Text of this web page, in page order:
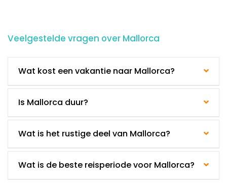
Veelgestelde vragen over Mallorca
Wat kost een vakantie naar Mallorca?
Is Mallorca duur?
Wat is het rustige deel van Mallorca?
Wat is de beste reisperiode voor Mallorca?